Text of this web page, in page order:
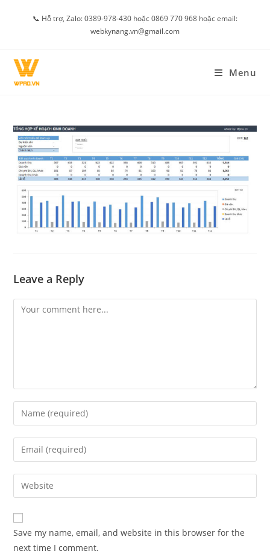
📞 Hỗ trợ, Zalo: 0389-978-430 hoặc 0869 770 968 hoặc email:
webkynang.vn@gmail.com
Menu
Leave a Reply
Comment
Enter
your
name
comment
Enter
your
email
address
comment
Enter
your
website
URL
(optional)
Save my name, email, and website in this browser for the
next time I comment.